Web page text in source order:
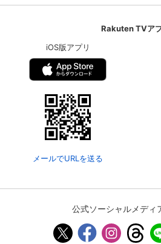
Rakuten TVア
iOS版アプリ
メールでURLを送る
公式ソーシャルメディ